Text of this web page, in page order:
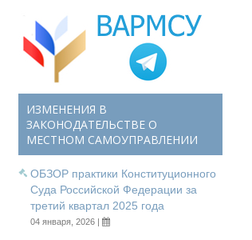
ИЗМЕНЕНИЯ В
ЗАКОНОДАТЕЛЬСТВЕ О
МЕСТНОМ САМОУПРАВЛЕНИИ
ОБЗОР практики Конституционного
Суда Российской Федерации за
третий квартал 2025 года
04 января, 2026 |